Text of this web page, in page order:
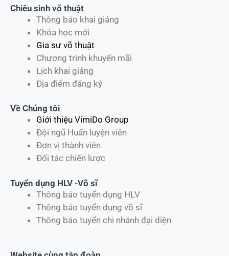
Chiêu sinh võ thuật
Thông báo khai giảng
Khóa học mới
Gia sư võ thuật
Chương trình khuyến mãi
Lịch khai giảng
Địa điểm đăng ký
Về Chúng tôi
Giới thiệu VimiDo Group
Đội ngũ Huấn luyện viên
Đơn vị thành viên
Đối tác chiến lược
Tuyển dụng HLV -Võ sĩ
Thông báo tuyển dụng HLV
Thông báo tuyển dụng võ sĩ
Thông báo tuyển chi nhánh đại diện